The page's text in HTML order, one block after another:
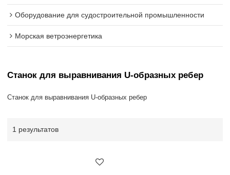
Оборудование для судостроительной промышленности
Морская ветроэнергетика
Станок для выравнивания U-образных ребер
Станок для выравнивания U-образных ребер
1 результатов